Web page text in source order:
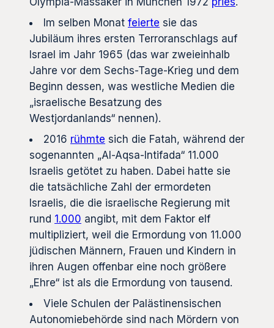
Im selben Monat feierte sie das
Jubiläum ihres ersten Terroranschlags auf
Israel im Jahr 1965 (das war zweieinhalb
Jahre vor dem Sechs-Tage-Krieg und dem
Beginn dessen, was westliche Medien die
„israelische Besatzung des
Westjordanlands“ nennen).
2016 rühmte sich die Fatah, während der
sogenannten „Al-Aqsa-Intifada“ 11.000
Israelis getötet zu haben. Dabei hatte sie
die tatsächliche Zahl der ermordeten
Israelis, die die israelische Regierung mit
rund 1.000 angibt, mit dem Faktor elf
multipliziert, weil die Ermordung von 11.000
jüdischen Männern, Frauen und Kindern in
ihren Augen offenbar eine noch größere
„Ehre“ ist als die Ermordung von tausend.
Viele Schulen der Palästinensischen
Autonomiebehörde sind nach Mördern von